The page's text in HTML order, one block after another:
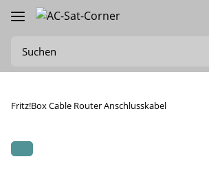
Fritz!Box Cable Router Anschlusskabel